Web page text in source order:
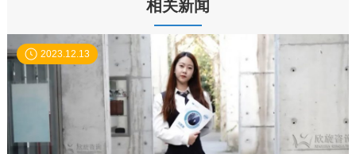
相关新闻
2023.12.13